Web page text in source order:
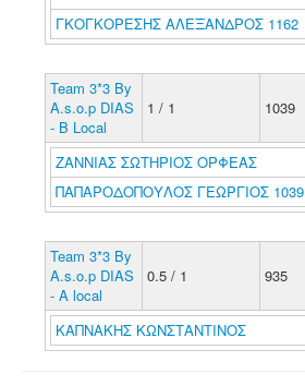
ΓΚΟΓΚΟΡΕΣΗΣ ΑΛΕΞΑΝΔΡΟΣ 1162
Team 3*3 By
A.s.o.p DIAS
- B Local
1 / 1 1039
ΖΑΝΝΙΑΣ ΣΩΤΗΡΙΟΣ ΟΡΦΕΑΣ
ΠΑΠΑΡΟΔΟΠΟΥΛΟΣ ΓΕΩΡΓΙΟΣ 1039
Team 3*3 By
A.s.o.p DIAS
- A local
0.5 / 1 935
ΚΑΠΝΑΚΗΣ ΚΩΝΣΤΑΝΤΙΝΟΣ